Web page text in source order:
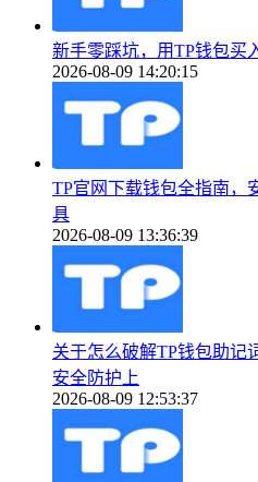
新手零踩坑，用TP钱包买
2026-08-09 14:20:15
TP官网下载钱包全指南，
具
2026-08-09 13:36:39
关于怎么破解TP钱包助记
安全防护上
2026-08-09 12:53:37